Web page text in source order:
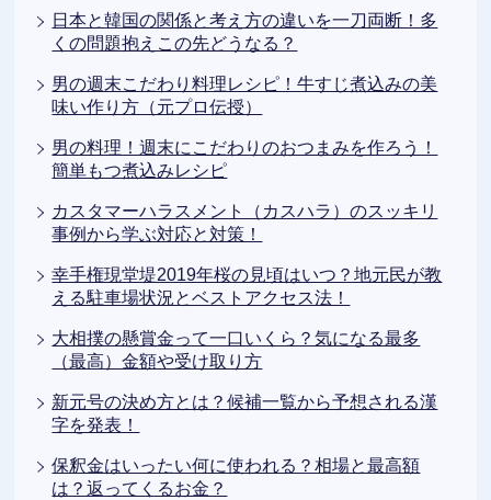
日本と韓国の関係と考え方の違いを一刀両断！多
くの問題抱えこの先どうなる？
男の週末こだわり料理レシピ！牛すじ煮込みの美
味い作り方（元プロ伝授）
男の料理！週末にこだわりのおつまみを作ろう！
簡単もつ煮込みレシピ
カスタマーハラスメント（カスハラ）のスッキリ
事例から学ぶ対応と対策！
幸手権現堂堤2019年桜の見頃はいつ？地元民が教
える駐車場状況とベストアクセス法！
大相撲の懸賞金って一口いくら？気になる最多
（最高）金額や受け取り方
新元号の決め方とは？候補一覧から予想される漢
字を発表！
保釈金はいったい何に使われる？相場と最高額
は？返ってくるお金？